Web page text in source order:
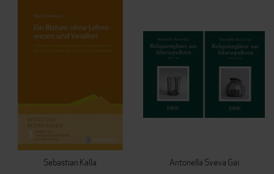
Sebastian Kalla Antonella Sveva Gai